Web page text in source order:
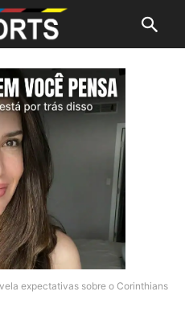
expectativas sobre o Corinthians